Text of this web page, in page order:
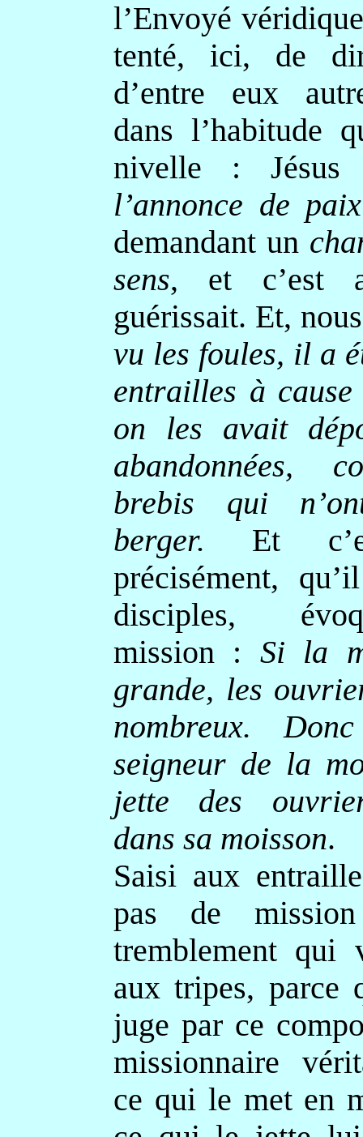
l’Envoyé
tenté, ici, de
d’entre eux
dans l’habitude
nivelle : Jésus
l’annonce de
demandant un
sens,
et c’est
guérissait. Et,
vu les foules, il a
entrailles à cause
on les avait
abandonnées,
brebis qui
berger. Et
précisément,
disciples,
mission : Si la
grande, les
nombreux.
seigneur de la
jette des
dans sa moisson.
Saisi aux
pas de
tremblement qui
aux tripes, parce
juge par ce
missionnaire
ce qui le met en